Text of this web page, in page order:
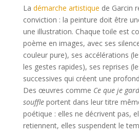
La démarche artistique de Garcin
conviction : la peinture doit être
une illustration. Chaque toile est
poème en images, avec ses
couleur pure), ses accélérations
les gestes rapides), ses reprises
successives qui créent une
Des œuvres comme Ce que je
souffleportent dans leur titre
poétique : elles ne décrivent pas,
retiennent, elles suspendent le